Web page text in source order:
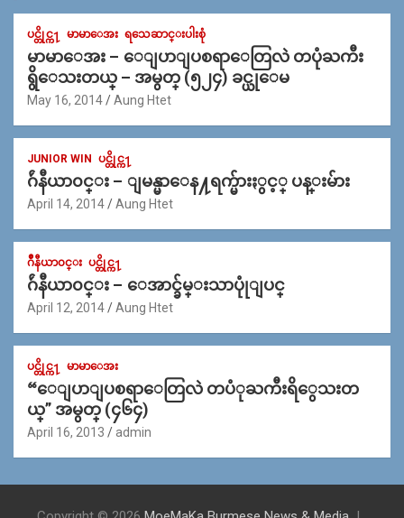
ပင္တိုင္က႑ မာမာေအး ရသေဆာင္းပါးစုံ
မာမာေအး – ေျပာျပစရာေတြလဲ တပုံႀကီး
ရွိေသးတယ္ – အမွတ္ (၅၂၄) ခင္ယုေမ
May 16, 2014 Aung Htet
JUNIOR WIN ပင္တိုင္က႑
ဂ်ဴနီယာ၀င္း – ျမန္မာေန႔ရက္မ်ားႏွင့္ ပန္းမ်ား
April 14, 2014 Aung Htet
ဂ်ဳနီယာ၀င္း ပင္တိုင္က႑
ဂ်ဴနီယာ၀င္း – ေအာင္ခ်မ္းသာပုုံျပင္
April 12, 2014 Aung Htet
ပင္တိုင္က႑ မာမာေအး
“ေျပာျပစရာေတြလဲ တပံုႀကီးရိွေသးတ
ယ္” အမွတ္ (၄၆၄)
April 16, 2013 admin